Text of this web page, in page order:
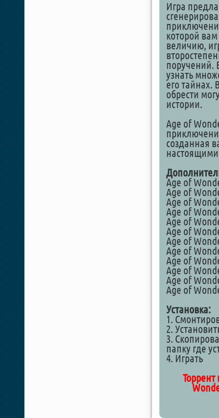
Игра
которой
величию,
поручений.
узнать
его
обрести
истории.
Age of
созданная
Age of
Age of
Age of
Age of
Age of
Age of
Age of
Age of
Age of
Age of
Age of
Age of
Установка:
1.
2.
3.
папку где
4. Играть